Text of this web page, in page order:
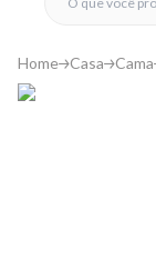
Home Casa Cama